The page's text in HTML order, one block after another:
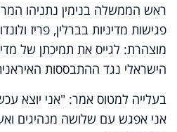
ראש הממשלה בנימין נתניהו
פגישות מדיניות בברלין, פריז
מוצהרת: לגייס את תמיכתן של
הישראלי נגד ההתבססות
בעלייה למטוס אמר: "אני יוצא
אני אפגש עם שלושה מנהיגים